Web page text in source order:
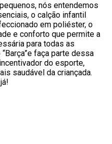
nós entendemos
o calção infantil
em poliéster, o
e conforto que permite a
para todas as
faça parte dessa
do esporte,
saudável da criançada.